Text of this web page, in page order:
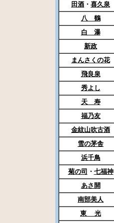
田酒 ・ 喜久泉
八 鶴
白 瀑
新政
まんさくの花
飛良泉
秀よし
天 寿
福乃友
金紋山吹古酒
雪の茅舎
浜千鳥
菊の司 ・ 七福神
あさ開
南部美人
東 光